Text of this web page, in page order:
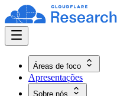
Áreas de foco
Apresentações
Sobre nós